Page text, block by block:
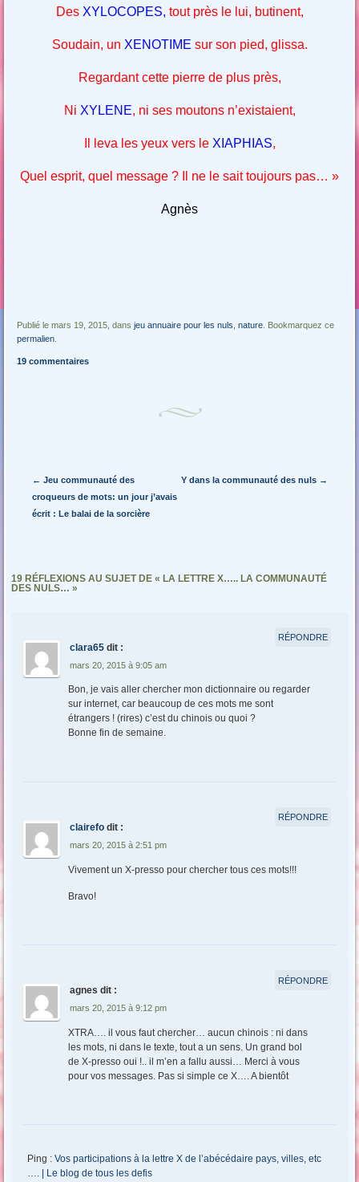
Des XYLOCOPES, tout près le lui, butinent,
Soudain, un XENOTIME sur son pied, glissa.
Regardant cette pierre de plus près,
Ni XYLENE, ni ses moutons n’existaient,
Il leva les yeux vers le XIAPHIAS,
Quel esprit, quel message ? Il ne le sait toujours pas… »
Agnès
Publié le mars 19, 2015, dansjeu annuaire pour les nuls ,nature . Bookmarquez ce
permalien
19 commentaires
Navigation des articles
← Jeu communauté des
croqueurs de mots: un jour j’avais
écrit : Le balai de la sorcière
Y dans la communauté des nuls →
19 RÉFLEXIONS AU SUJET DE « LA LETTRE X….. LA COMMUNAUTÉ
DES NULS… »
clara65 dit :
mars 20, 2015 à 9:05 am
Bon, je vais aller chercher mon dictionnaire ou regarder
sur internet, car beaucoup de ces mots me sont
étrangers ! (rires) c’est du chinois ou quoi ?
Bonne fin de semaine.
RÉPONDRE
clairefo dit :
mars 20, 2015 à 2:51 pm
Vivement un X-presso pour chercher tous ces mots!!!
Bravo!
RÉPONDRE
agnes dit :
mars 20, 2015 à 9:12 pm
XTRA…. il vous faut chercher… aucun chinois : ni dans
les mots, ni dans le texte, tout a un sens. Un grand bol
de X-presso oui !.. il m’en a fallu aussi… Merci à vous
pour vos messages. Pas si simple ce X…. A bientôt
RÉPONDRE
Ping : Vos participations à la lettre X de l’abécédaire pays, villes, etc
…. | Le blog de tous les defis